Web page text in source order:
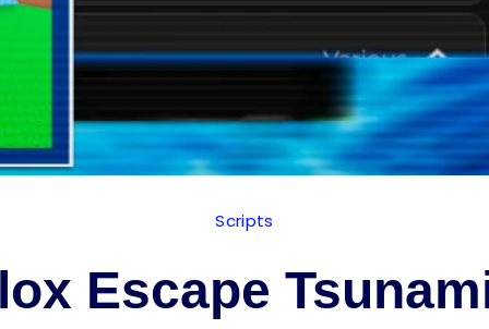
Scripts
Escape